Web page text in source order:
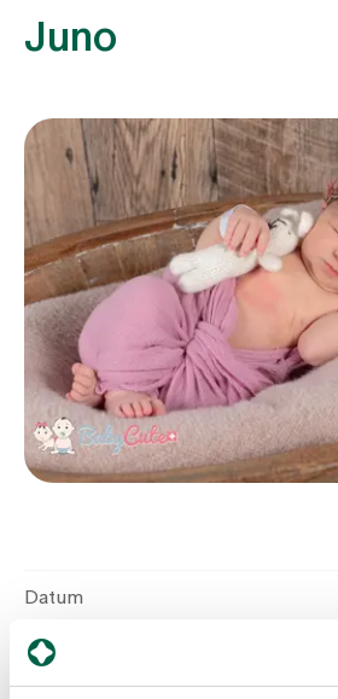
Aufenthalt
Team
Zuweisende
Events
Über uns
Juno
Datum
Geburtszeit